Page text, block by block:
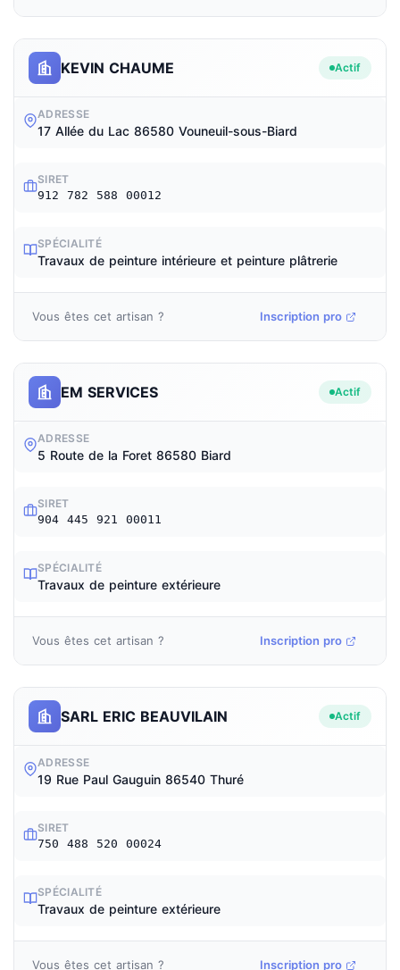
KEVIN CHAUME Actif
ADRESSE
17 Allée du Lac 86580 Vouneuil-sous-Biard
SIRET
912 782 588 00012
SPÉCIALITÉ
Travaux de peinture intérieure et peinture plâtrerie
Vous êtes cet artisan ? Inscription pro
EM SERVICES Actif
ADRESSE
5 Route de la Foret 86580 Biard
SIRET
904 445 921 00011
SPÉCIALITÉ
Travaux de peinture extérieure
Vous êtes cet artisan ? Inscription pro
SARL ERIC BEAUVILAIN Actif
ADRESSE
19 Rue Paul Gauguin 86540 Thuré
SIRET
750 488 520 00024
SPÉCIALITÉ
Travaux de peinture extérieure
Vous êtes cet artisan ? Inscription pro